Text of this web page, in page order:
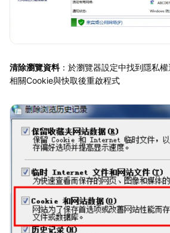
清除瀏覽資料：於瀏覽器設定中找到隱私
相關Cookie與快取後重啟程式